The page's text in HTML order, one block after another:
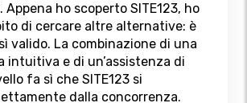
Appena ho scoperto SITE123, ho
di cercare altre alternative: è
valido. La combinazione di una
intuitiva e di un’assistenza di
fa sì che SITE123 si
dalla concorrenza.